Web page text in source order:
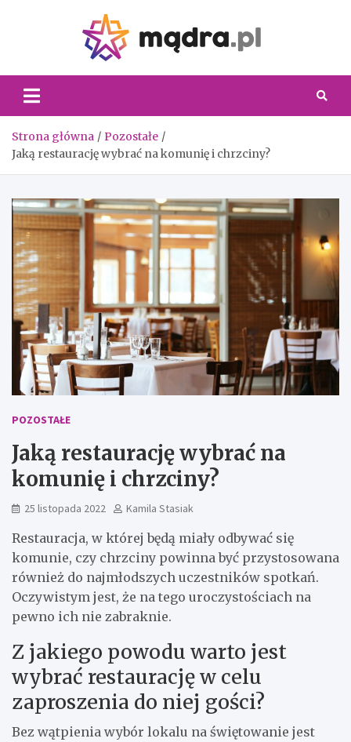
Strona główna
Pozostałe
Jaką restaurację wybrać na komunię i chrzciny?
POZOSTAŁE
Jaką restaurację wybrać na
komunię i chrzciny?
25 listopada 2022 Kamila Stasiak
Restauracja, w której będą miały odbywać się
komunie, czy chrzciny powinna być przystosowana
również do najmłodszych uczestników spotkań.
Oczywistym jest, że na tego uroczystościach na
pewno ich nie zabraknie.
Z jakiego powodu warto jest
wybrać restaurację w celu
zaproszenia do niej gości?
Bez wątpienia wybór lokalu na świętowanie jest